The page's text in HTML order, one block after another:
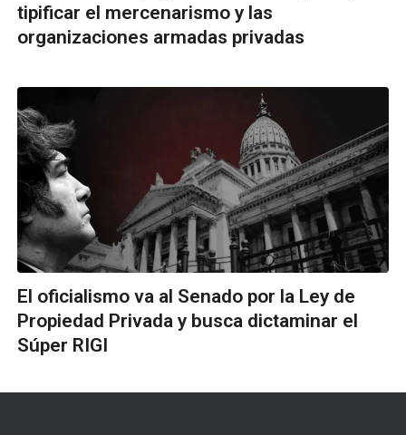
tipificar el mercenarismo y las
organizaciones armadas privadas
El oficialismo va al Senado por la Ley de
Propiedad Privada y busca dictaminar el
Súper RIGI